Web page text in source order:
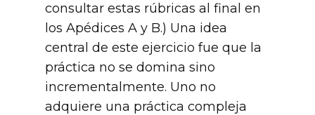
consultar estas rúbricas al final en
los Apédices A y B.) Una idea
central de este ejercicio fue que la
práctica no se domina sino
incrementalmente. Uno no
adquiere una práctica compleja